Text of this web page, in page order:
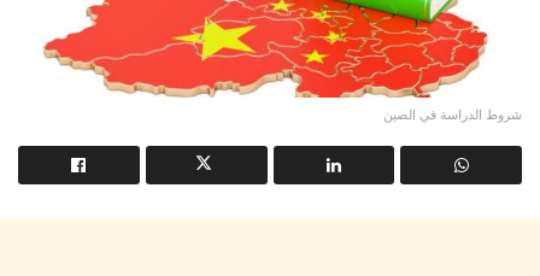
شروط الدراسة في الصين